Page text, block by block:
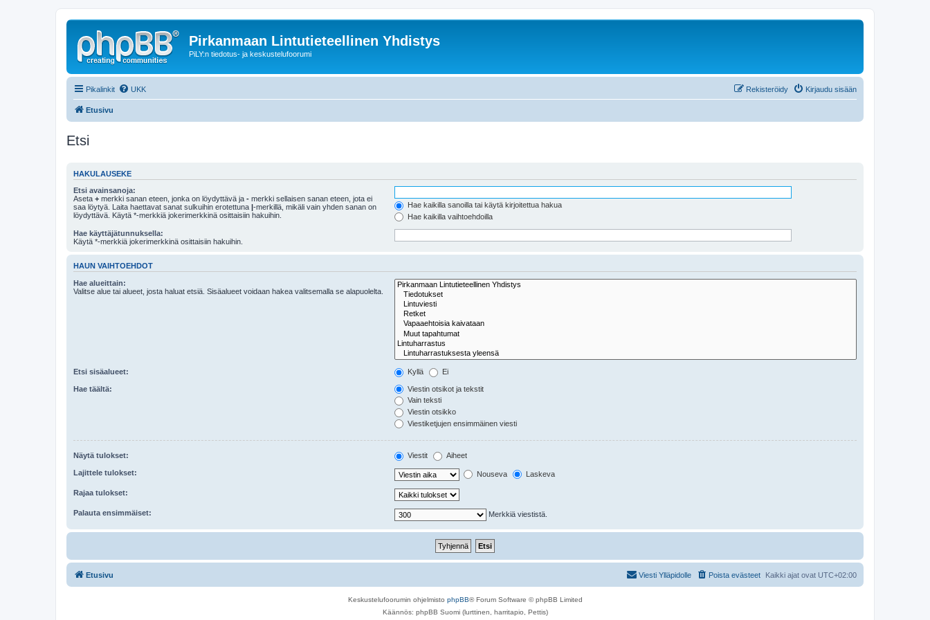
Pirkanmaan Lintutieteellinen Yhdistys
PiLY:n tiedotus- ja keskustelufoorumi
Pikalinkit UKK Kirjaudu sisään
Rekisteröidy
Etusivu
Etsi
HAKULAUSEKE
Etsi avainsanoja:
Aseta + merkki sanan eteen, jonka on löydyttävä ja - merkki sellaisen sanan eteen, jota ei
saa löytyä. Laita haettavat sanat sulkuihin erotettuna |-merkillä, mikäli vain yhden sanan on
löydyttävä. Käytä *-merkkiä jokerimerkkinä osittaisiin hakuihin.
Hae kaikilla sanoilla tai käytä kirjoitettua hakua
Hae kaikilla vaihtoehdoilla
Hae käyttäjätunnuksella:
Käytä *-merkkiä jokerimerkkinä osittaisiin hakuihin.
HAUN VAIHTOEHDOT
Hae alueittain:
Valitse alue tai alueet, josta haluat etsiä. Sisäalueet voidaan hakea valitsemalla se alapuolelta.
Etsi sisäalueet: Kyllä Ei
Hae täältä:
Viestin otsikot ja tekstit
Vain teksti
Viestin otsikko
Viestiketjujen ensimmäinen viesti
Näytä tulokset: Viestit Aiheet
Lajittele tulokset: Nouseva Laskeva
Rajaa tulokset:
Palauta ensimmäiset: Merkkiä viestistä.
Etusivu Kaikki ajat ovat UTC+02:00
Poista evästeet
Viesti Ylläpidolle
Keskustelufoorumin ohjelmisto phpBB® Forum Software © phpBB Limited
Käännös: phpBB Suomi (lurttinen, harritapio, Pettis)